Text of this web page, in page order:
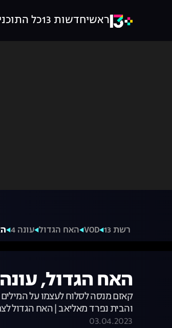
ראשיחדשות 13 כל
רשת 13 VOD האח הגדול עונה 4
האח הגדול, עונה 4, פרק 20: היום שאחרי
קאזם מנסה לסלוח לעצמו על
והבית נפרד מאליאב | האח הגדול
03.04.2023